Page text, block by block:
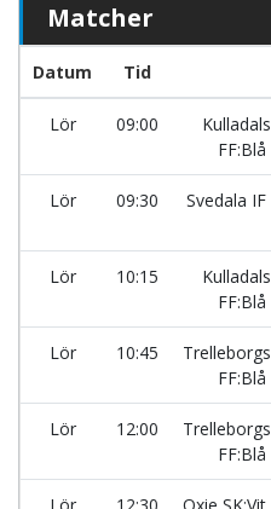
Matcher
Datum Tid
Lör 09:00
Kulladals
FF:Blå
Lör 09:30 Svedala IF
Lör 10:15
Kulladals
FF:Blå
Lör 10:45
Trelleborgs
FF:Blå
Lör 12:00
Trelleborgs
FF:Blå